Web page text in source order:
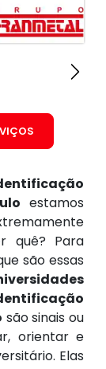
estamos
quê? Para
são essas
são sinais ou
orientar e
Elas